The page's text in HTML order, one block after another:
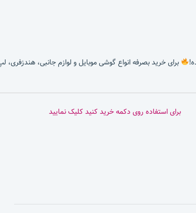
برای خرید بصرفه انواع گوشی موبایل و لوازم جانبی،
برای استفاده روی دکمه خرید کنید کلیک نمایید